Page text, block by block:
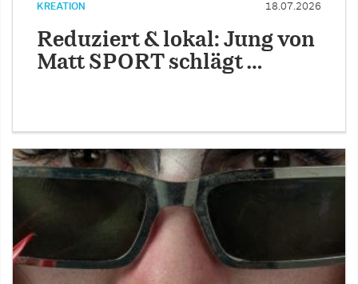
KREATION 18.07.2026
Reduziert & lokal: Jung von
Matt SPORT schlägt …